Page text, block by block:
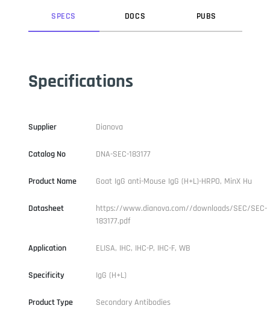
SPECS DOCS PUBS
Specifications
Supplier Dianova
Catalog No DNA-SEC-183177
Product Name Goat IgG anti-Mouse IgG (H+L)-HRPO, MinX Hu
Datasheet
https://www.dianova.com//downloads/SEC/SEC-
183177.pdf
Application ELISA, IHC, IHC-P, IHC-F, WB
Specificity IgG (H+L)
Product Type Secondary Antibodies